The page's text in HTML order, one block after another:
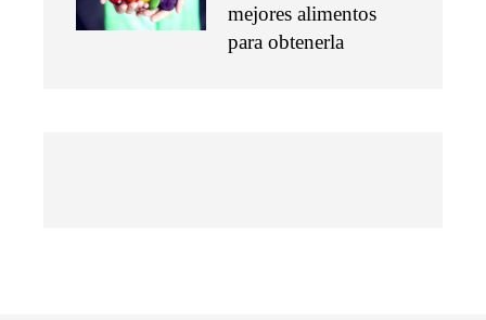
mejores alimentos
para obtenerla